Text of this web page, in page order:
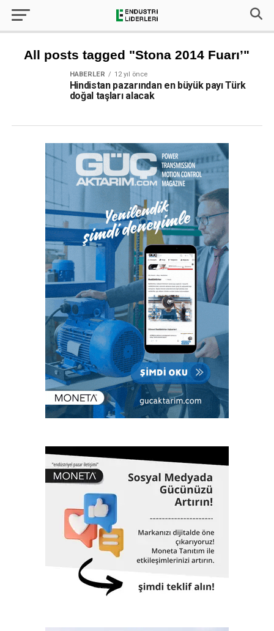
All posts tagged "Stona 2014 Fuarı’"
HABERLER 12 yıl önce
Hindistan pazarından en büyük payı Türk
doğal taşları alacak